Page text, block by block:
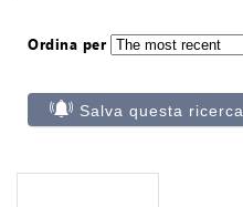
Ordina per
Salva questa ricerca